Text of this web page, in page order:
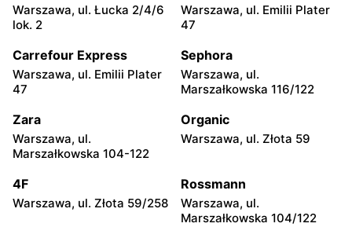
Jadachy, ul. Jadachy 111 Jeżowe, ul. Zalesie 77
Kazimierza Wielka, ul.
Kolejowa 15
Kamień, ul. Błonie 23
Górki, ul. Górki 71
Gumniska, ul. Gumniska
157C
Iwierzyce, ul. Iwierzyce
152A
Tczew, ul. Franciszka Żwirki
61
Warszawa, ul. Łucka 2/4/6
lok. 2
Warszawa, ul. Emilii Plater
47
Carrefour Express
Warszawa, ul. Emilii Plater
47
Sephora
Warszawa, ul.
Marszałkowska 116/122
Zara
Warszawa, ul.
Marszałkowska 104-122
Organic
Warszawa, ul. Złota 59
4F
Warszawa, ul. Złota 59/258
Rossmann
Warszawa, ul.
Marszałkowska 104/122